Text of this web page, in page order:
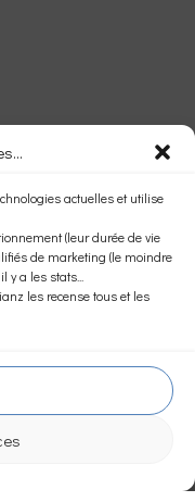
actuelles et utilise
(leur durée de vie
de marketing (le moindre
a les stats...
les recense tous et les